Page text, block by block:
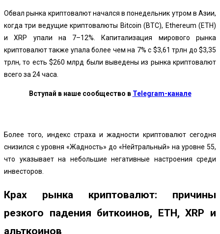
Обвал рынка криптовалют начался в понедельник утром в Азии,
когда три ведущие криптовалюты Bitcoin (BTC), Ethereum (ETH)
и XRP упали на 7–12%. Капитализация мирового рынка
криптовалют также упала более чем на 7% с $3,61 трлн до $3,35
трлн, то есть $260 млрд были выведены из рынка криптовалют
всего за 24 часа.
Вступай в наше сообщество в Telegram-канале
Более того, индекс страха и жадности криптовалют сегодня
снизился с уровня «Жадность» до «Нейтральный» на уровне 55,
что указывает на небольшие негативные настроения среди
инвесторов.
Крах рынка криптовалют: причины
резкого падения биткоинов, ETH, XRP и
альткоинов